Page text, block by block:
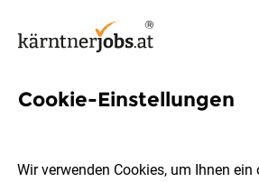
Technischer
Cookie-Einstellungen
Wir verwenden Cookies, um Ihnen